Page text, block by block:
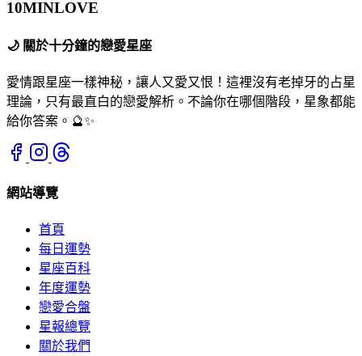
10MINLOVE
🌙 關於十分鐘的戀愛星座
愛情跟星座一樣神秘，讓人又愛又恨！這裡沒有老掉牙的占星
理論，只有最直白的戀愛解析。不論你在哪個階段，星象都能
給你答案。🔮✨
網站導覽
首頁
每日運勢
星座百科
年度運勢
戀愛合盤
星報總覽
關於我們